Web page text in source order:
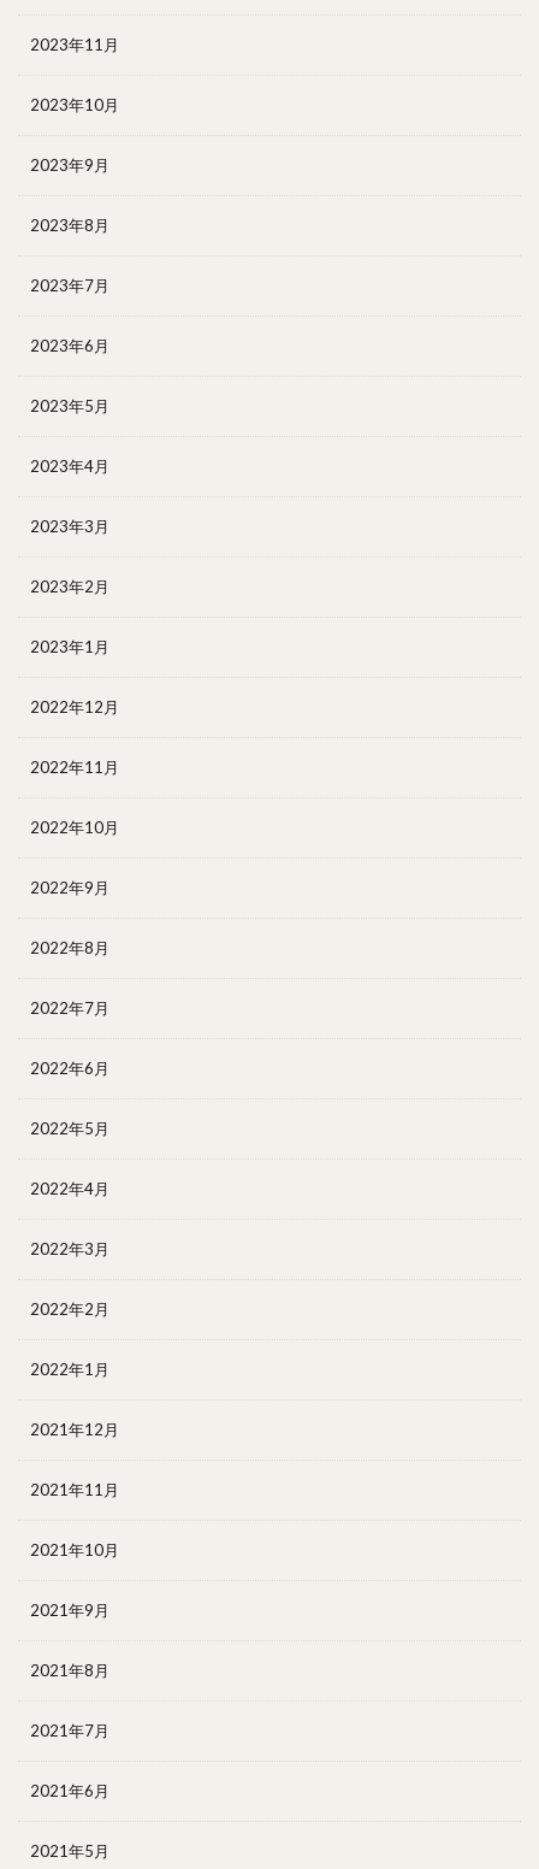
2023年11月
2023年10月
2023年9月
2023年8月
2023年7月
2023年6月
2023年5月
2023年4月
2023年3月
2023年2月
2023年1月
2022年12月
2022年11月
2022年10月
2022年9月
2022年8月
2022年7月
2022年6月
2022年5月
2022年4月
2022年3月
2022年2月
2022年1月
2021年12月
2021年11月
2021年10月
2021年9月
2021年8月
2021年7月
2021年6月
2021年5月